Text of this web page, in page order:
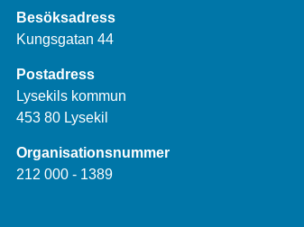
Besöksadress
Kungsgatan 44
Postadress
Lysekils kommun
453 80 Lysekil
Organisationsnummer
212 000 - 1389